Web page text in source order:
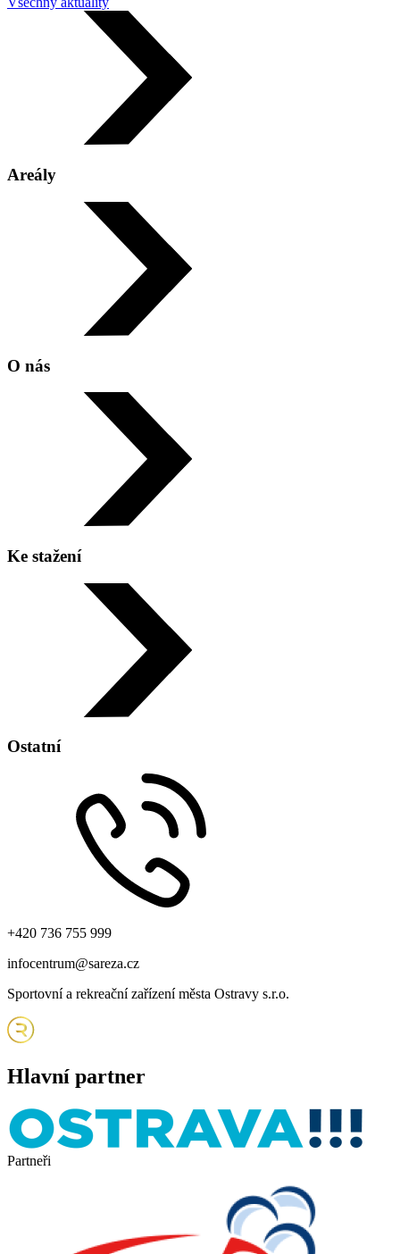
Sportovní areál Poruba
Telefon:
Adresa:
Zobrazit na mapě
Areály
O nás
Ke stažení
Ostatní
+420 736 755 999
infocentrum@sareza.cz
Sportovní a rekreační zařízení města Ostravy s.r.o.
Hlavní partner
Partneři